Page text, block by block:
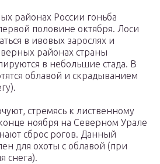
районах России гоньба
половине октября. Лоси
в ивовых зарослях и
районах страны
в небольшие стада. В
облавой и скрадыванием
стремясь к лиственному
ноября на Северном Урале
сброс рогов. Данный
для охоты с облавой (при
снега).